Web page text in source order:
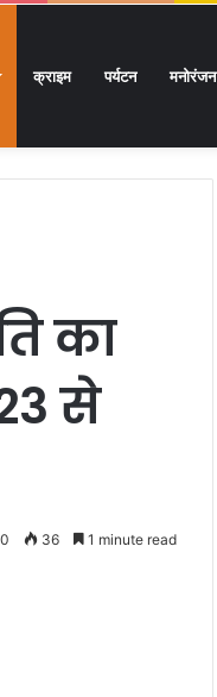
क्राइम पर्यटन मनोरंजन
का
से
0 36 1 minute read